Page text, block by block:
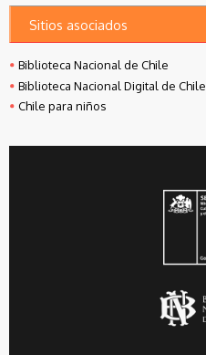
Sitios asociados
Biblioteca Nacional de Chile
Biblioteca Nacional Digital de Chile
Chile para niños